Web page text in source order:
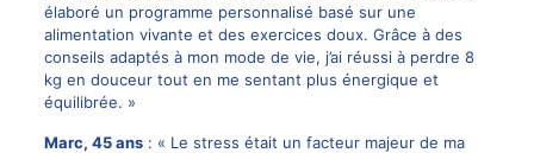
élaboré un programme personnalisé basé sur une
alimentation vivante et des exercices doux. Grâce à des
conseils adaptés à mon mode de vie, j’ai réussi à perdre 8
kg en douceur tout en me sentant plus énergique et
équilibrée. »
Marc, 45 ans: « Le stress était un facteur majeur de ma